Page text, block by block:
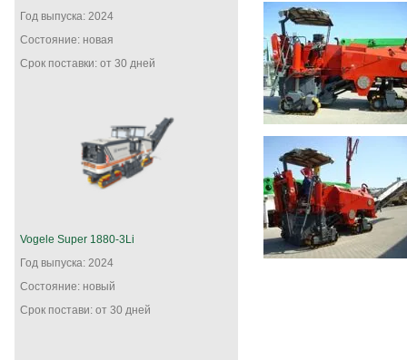
Год выпуска: 2024
Состояние: новая
Срок поставки: от 30 дней
Vogele Super 1880-3Li
Год выпуска: 2024
Состояние: новый
Срок постави: от 30 дней